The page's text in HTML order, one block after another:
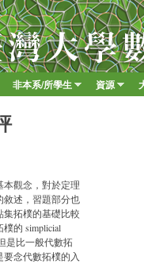
移至
非本系/所學生 資源
觀念，對於定理
敘述，習題部分也
拓樸的基礎比較
的 simplicial
是比一般代數拓
念代數拓樸的入